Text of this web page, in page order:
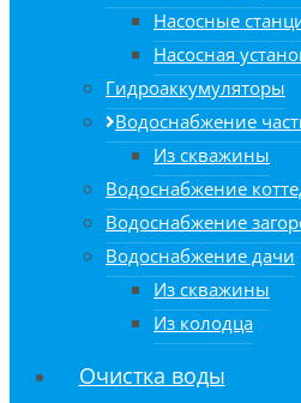
Насосные
Насосная
Гидроаккумуляторы
Водоснабжение
Из скважины
Водоснабжение
Водоснабжение
Водоснабжение дачи
Из скважины
Из колодца
Очистка воды